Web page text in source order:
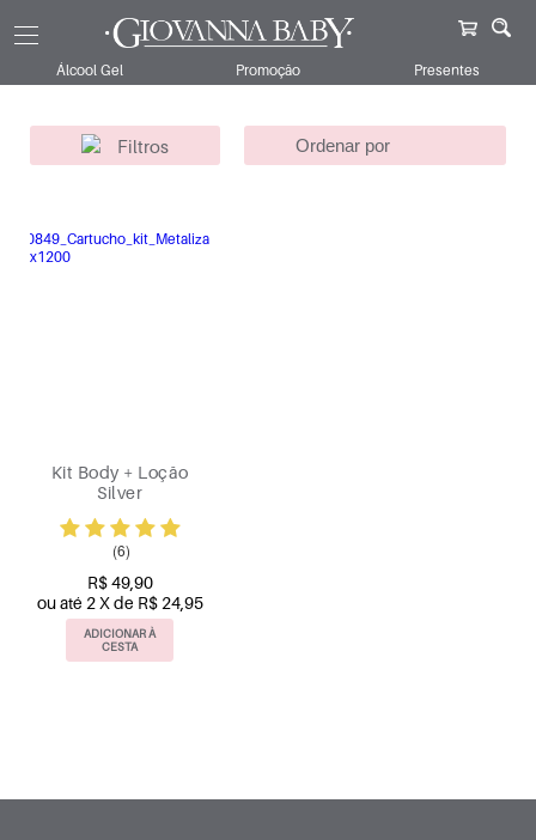
Álcool Gel Promoção Presentes
Giovanna Baby Kits Para Ela Silver
Filtros
Kit Body + Loção
Silver
(6)
R$ 49,90
ou até 2 X de R$ 24,95
ADICIONAR À
CESTA